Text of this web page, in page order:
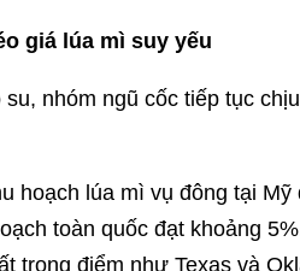
giá lúa mì suy yếu
nhóm ngũ cốc tiếp tục
hoạch lúa mì vụ đông tại
toàn quốc đạt khoảng
trọng điểm như Texas và